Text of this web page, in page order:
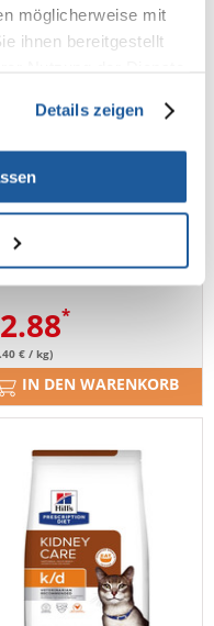
möglicherweise mit
ihnen bereitgestellt
Details zeigen
Renal & Oxalate
RID Katzennassfutter
Lammfleisch 200 g
2.88
€ / kg)
IN DEN WARENKORB